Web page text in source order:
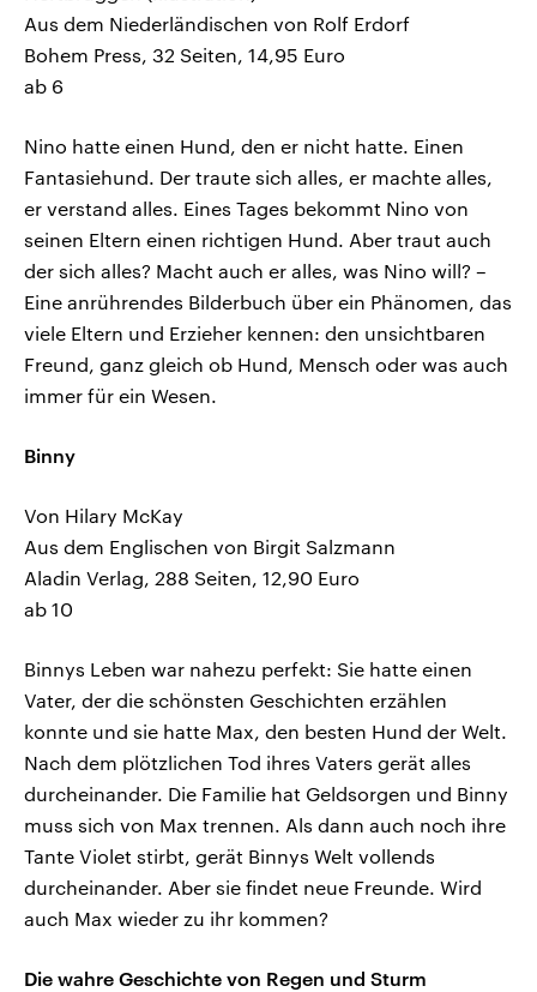
Aus dem Niederländischen von Rolf Erdorf
Bohem Press, 32 Seiten, 14,95 Euro
ab 6
Nino hatte einen Hund, den er nicht hatte. Einen
Fantasiehund. Der traute sich alles, er machte alles,
er verstand alles. Eines Tages bekommt Nino von
seinen Eltern einen richtigen Hund. Aber traut auch
der sich alles? Macht auch er alles, was Nino will? –
Eine anrührendes Bilderbuch über ein Phänomen, das
viele Eltern und Erzieher kennen: den unsichtbaren
Freund, ganz gleich ob Hund, Mensch oder was auch
immer für ein Wesen.
Binny
Von Hilary McKay
Aus dem Englischen von Birgit Salzmann
Aladin Verlag, 288 Seiten, 12,90 Euro
ab 10
Binnys Leben war nahezu perfekt: Sie hatte einen
Vater, der die schönsten Geschichten erzählen
konnte und sie hatte Max, den besten Hund der Welt.
Nach dem plötzlichen Tod ihres Vaters gerät alles
durcheinander. Die Familie hat Geldsorgen und Binny
muss sich von Max trennen. Als dann auch noch ihre
Tante Violet stirbt, gerät Binnys Welt vollends
durcheinander. Aber sie findet neue Freunde. Wird
auch Max wieder zu ihr kommen?
Die wahre Geschichte von Regen und Sturm